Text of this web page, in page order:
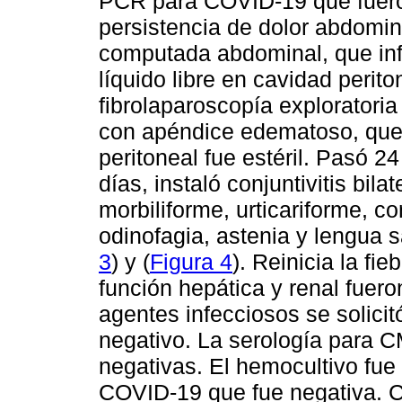
persistencia de dolor
computada abdominal, que
líquido libre en cavidad
fibrolaparoscopía
con apéndice edematoso,
peritoneal fue estéril. Pasó
días, instaló conjuntivitis
morbiliforme, urticariforme,
odinofagia, astenia y lengua
3) y (Figura 4). Reinicia la
función hepática y renal
agentes infecciosos se
negativo. La serología para
negativas. El hemocultivo
COVID-19 que fue negativa.